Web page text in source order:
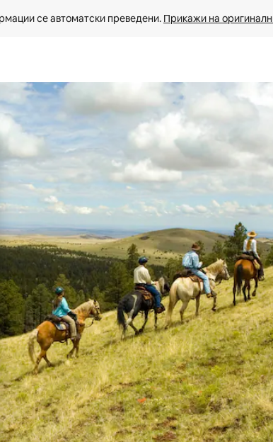
се автоматски преведени. Прикажи на
стрелки нагоре и надолу или истражувајте со